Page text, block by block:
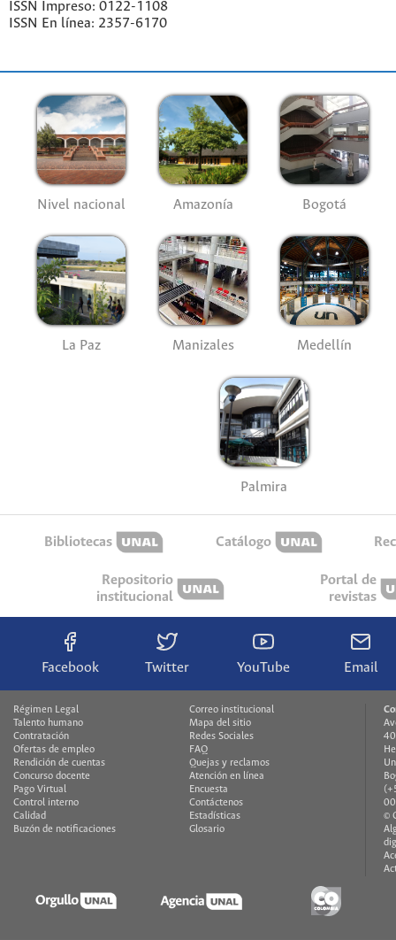
ISSN Impreso: 0122-1108
ISSN En línea: 2357-6170
Nivel nacional Amazonía Bogotá
La Paz Manizales Medellín
Palmira
Bibliotecas Catálogo
Repositorio
institucional
Portal de
revistas
Facebook Twitter YouTube Email
Régimen Legal
Talento humano
Contratación
Ofertas de empleo
Rendición de cuentas
Concurso docente
Pago Virtual
Control interno
Calidad
Buzón de notificaciones
Correo institucional
Mapa del sitio
Redes Sociales
FAQ
Quejas y reclamos
Atención en línea
Encuesta
Contáctenos
Estadísticas
Glosario
©